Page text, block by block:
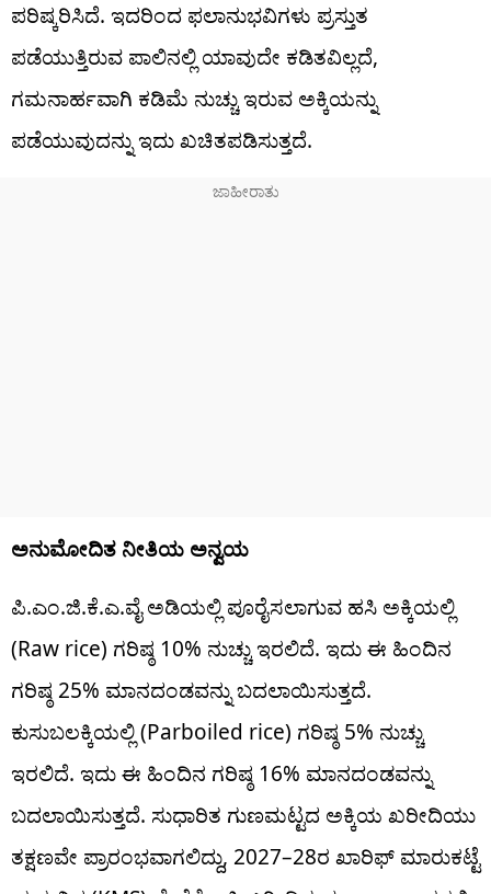
ಪರಿಷ್ಕರಿಸಿದೆ. ಇದರಿಂದ ಫಲಾನುಭವಿಗಳು ಪ್ರಸ್ತುತ
ಪಡೆಯುತ್ತಿರುವ ಪಾಲಿನಲ್ಲಿ ಯಾವುದೇ ಕಡಿತವಿಲ್ಲದೆ,
ಗಮನಾರ್ಹವಾಗಿ ಕಡಿಮೆ ನುಚ್ಚು ಇರುವ ಅಕ್ಕಿಯನ್ನು
ಪಡೆಯುವುದನ್ನು ಇದು ಖಚಿತಪಡಿಸುತ್ತದೆ.
ಅನುಮೋದಿತ ನೀತಿಯ ಅನ್ವಯ
ಪಿ.ಎಂ.ಜಿ.ಕೆ.ಎ.ವೈ ಅಡಿಯಲ್ಲಿ ಪೂರೈಸಲಾಗುವ ಹಸಿ ಅಕ್ಕಿಯಲ್ಲಿ
(Raw rice) ಗರಿಷ್ಠ 10% ನುಚ್ಚು ಇರಲಿದೆ. ಇದು ಈ ಹಿಂದಿನ
ಗರಿಷ್ಠ 25% ಮಾನದಂಡವನ್ನು ಬದಲಾಯಿಸುತ್ತದೆ.
ಕುಸುಬಲಕ್ಕಿಯಲ್ಲಿ (Parboiled rice) ಗರಿಷ್ಠ 5% ನುಚ್ಚು
ಇರಲಿದೆ. ಇದು ಈ ಹಿಂದಿನ ಗರಿಷ್ಠ 16% ಮಾನದಂಡವನ್ನು
ಬದಲಾಯಿಸುತ್ತದೆ. ಸುಧಾರಿತ ಗುಣಮಟ್ಟದ ಅಕ್ಕಿಯ ಖರೀದಿಯು
ತಕ್ಷಣವೇ ಪ್ರಾರಂಭವಾಗಲಿದ್ದು, 2027–28ರ ಖಾರಿಫ್ ಮಾರುಕಟ್ಟೆ